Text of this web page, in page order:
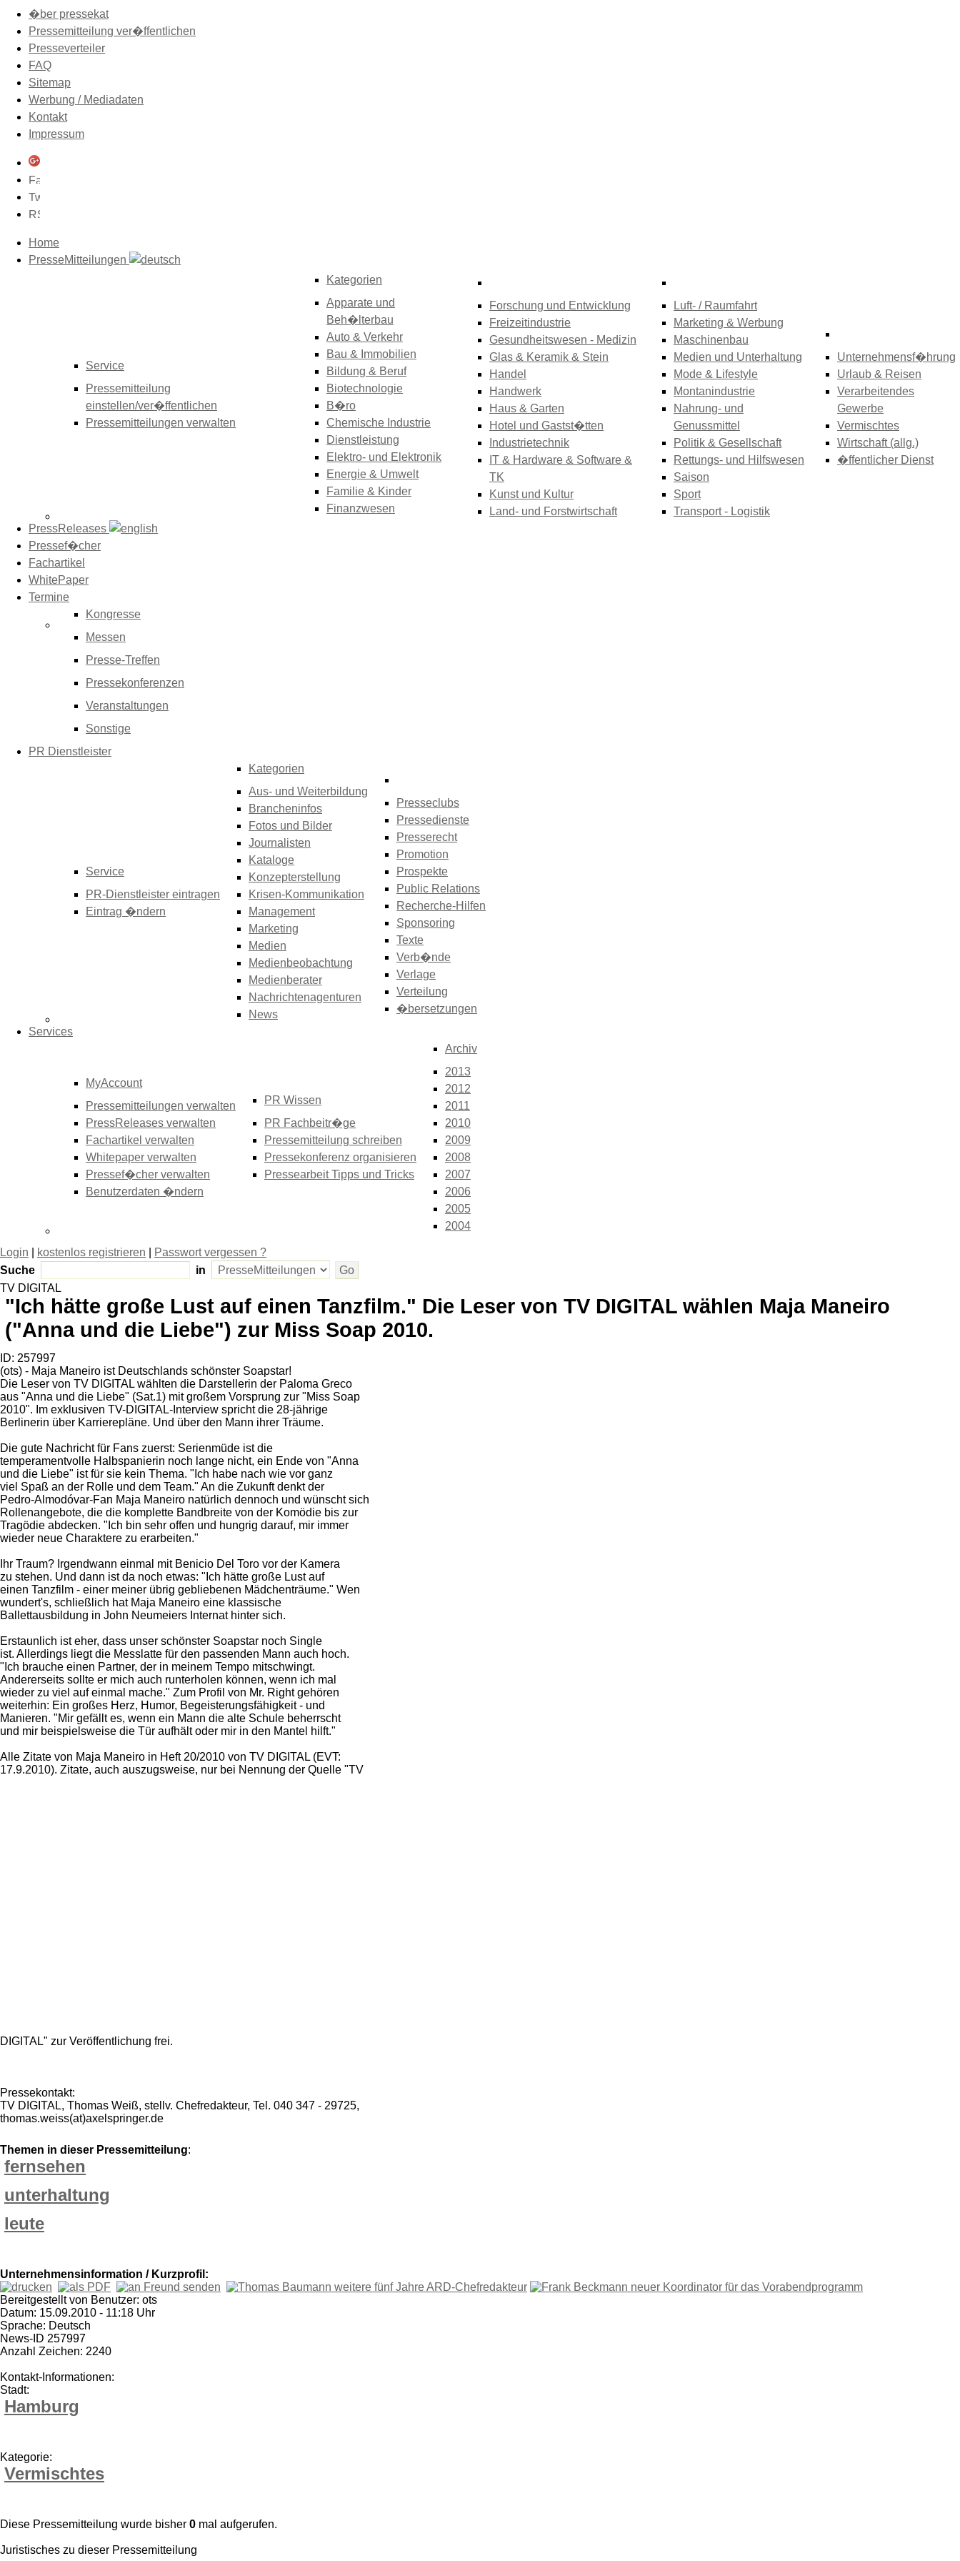
�ber pressekat
Pressemitteilung ver�ffentlichen
Presseverteiler
FAQ
Sitemap
Werbung / Mediadaten
Kontakt
Impressum
Home
PresseMitteilungen
Service
Pressemitteilung
einstellen/ver�ffentlichen
Pressemitteilungen verwalten
Kategorien
Apparate und
Beh�lterbau
Auto & Verkehr
Bau & Immobilien
Bildung & Beruf
Biotechnologie
B�ro
Chemische Industrie
Dienstleistung
Elektro- und Elektronik
Energie & Umwelt
Familie & Kinder
Finanzwesen
Forschung und Entwicklung
Freizeitindustrie
Gesundheitswesen - Medizin
Glas & Keramik & Stein
Handel
Handwerk
Haus & Garten
Hotel und Gastst�tten
Industrietechnik
IT & Hardware & Software &
TK
Kunst und Kultur
Land- und Forstwirtschaft
Luft- / Raumfahrt
Marketing & Werbung
Maschinenbau
Medien und Unterhaltung
Mode & Lifestyle
Montanindustrie
Nahrung- und
Genussmittel
Politik & Gesellschaft
Rettungs- und Hilfswesen
Saison
Sport
Transport - Logistik
Unternehmensf�hrung
Urlaub & Reisen
Verarbeitendes
Gewerbe
Vermischtes
Wirtschaft (allg.)
�ffentlicher Dienst
PressReleases
Pressef�cher
Fachartikel
WhitePaper
Termine
Kongresse
Messen
Presse-Treffen
Pressekonferenzen
Veranstaltungen
Sonstige
PR Dienstleister
Service
PR-Dienstleister eintragen
Eintrag �ndern
Kategorien
Aus- und Weiterbildung
Brancheninfos
Fotos und Bilder
Journalisten
Kataloge
Konzepterstellung
Krisen-Kommunikation
Management
Marketing
Medien
Medienbeobachtung
Medienberater
Nachrichtenagenturen
News
Presseclubs
Pressedienste
Presserecht
Promotion
Prospekte
Public Relations
Recherche-Hilfen
Sponsoring
Texte
Verb�nde
Verlage
Verteilung
�bersetzungen
Services
MyAccount
Pressemitteilungen verwalten
PressReleases verwalten
Fachartikel verwalten
Whitepaper verwalten
Pressef�cher verwalten
Benutzerdaten �ndern
PR Wissen
PR Fachbeitr�ge
Pressemitteilung schreiben
Pressekonferenz organisieren
Pressearbeit Tipps und Tricks
Archiv
2013
2012
2011
2010
2009
2008
2007
2006
2005
2004
Login kostenlos registrieren
Passwort vergessen ?
Suche
in
TV DIGITAL
"Ich hätte große Lust auf einen Tanzfilm." Die Leser von TV DIGITAL wählen Maja Maneiro
("Anna und die Liebe") zur Miss Soap 2010.
ID: 257997
(ots) - Maja Maneiro ist Deutschlands schönster Soapstar!
Die Leser von TV DIGITAL wählten die Darstellerin der Paloma Greco
aus "Anna und die Liebe" (Sat.1) mit großem Vorsprung zur "Miss Soap
2010". Im exklusiven TV-DIGITAL-Interview spricht die 28-jährige
Berlinerin über Karrierepläne. Und über den Mann ihrer Träume.
Die gute Nachricht für Fans zuerst: Serienmüde ist die
temperamentvolle Halbspanierin noch lange nicht, ein Ende von "Anna
und die Liebe" ist für sie kein Thema. "Ich habe nach wie vor ganz
viel Spaß an der Rolle und dem Team." An die Zukunft denkt der
Pedro-Almodóvar-Fan Maja Maneiro natürlich dennoch und wünscht sich
Rollenangebote, die die komplette Bandbreite von der Komödie bis zur
Tragödie abdecken. "Ich bin sehr offen und hungrig darauf, mir immer
wieder neue Charaktere zu erarbeiten."
Ihr Traum? Irgendwann einmal mit Benicio Del Toro vor der Kamera
zu stehen. Und dann ist da noch etwas: "Ich hätte große Lust auf
einen Tanzfilm - einer meiner übrig gebliebenen Mädchenträume." Wen
wundert's, schließlich hat Maja Maneiro eine klassische
Ballettausbildung in John Neumeiers Internat hinter sich.
Erstaunlich ist eher, dass unser schönster Soapstar noch Single
ist. Allerdings liegt die Messlatte für den passenden Mann auch hoch.
"Ich brauche einen Partner, der in meinem Tempo mitschwingt.
Andererseits sollte er mich auch runterholen können, wenn ich mal
wieder zu viel auf einmal mache." Zum Profil von Mr. Right gehören
weiterhin: Ein großes Herz, Humor, Begeisterungsfähigkeit - und
Manieren. "Mir gefällt es, wenn ein Mann die alte Schule beherrscht
und mir beispielsweise die Tür aufhält oder mir in den Mantel hilft."
Alle Zitate von Maja Maneiro in Heft 20/2010 von TV DIGITAL (EVT:
17.9.2010). Zitate, auch auszugsweise, nur bei Nennung der Quelle "TV
DIGITAL" zur Veröffentlichung frei.
Pressekontakt:
TV DIGITAL, Thomas Weiß, stellv. Chefredakteur, Tel. 040 347 - 29725,
thomas.weiss(at)axelspringer.de
Themen in dieser Pressemitteilung:
fernsehen
unterhaltung
leute
Unternehmensinformation / Kurzprofil:
Bereitgestellt von Benutzer: ots
Datum: 15.09.2010 - 11:18 Uhr
Sprache: Deutsch
News-ID 257997
Anzahl Zeichen: 2240
Kontakt-Informationen:
Stadt:
Hamburg
Kategorie:
Vermischtes
Diese Pressemitteilung wurde bisher 0 mal aufgerufen.
Juristisches zu dieser Pressemitteilung